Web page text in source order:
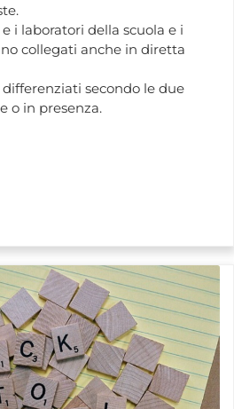
i laboratori della scuola e i
collegati anche in diretta
secondo le due
o in presenza.